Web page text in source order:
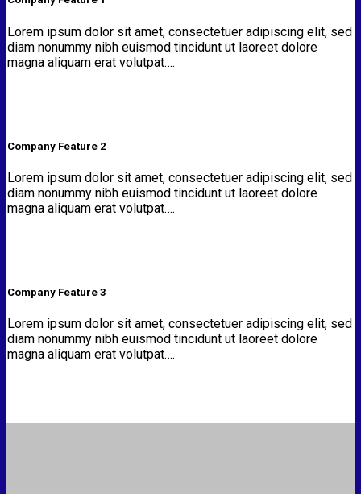
Lorem ipsum dolor sit amet, consectetuer adipiscing elit, sed
diam nonummy nibh euismod tincidunt ut laoreet dolore
magna aliquam erat volutpat….
Company Feature 2
Lorem ipsum dolor sit amet, consectetuer adipiscing elit, sed
diam nonummy nibh euismod tincidunt ut laoreet dolore
magna aliquam erat volutpat….
Company Feature 3
Lorem ipsum dolor sit amet, consectetuer adipiscing elit, sed
diam nonummy nibh euismod tincidunt ut laoreet dolore
magna aliquam erat volutpat….